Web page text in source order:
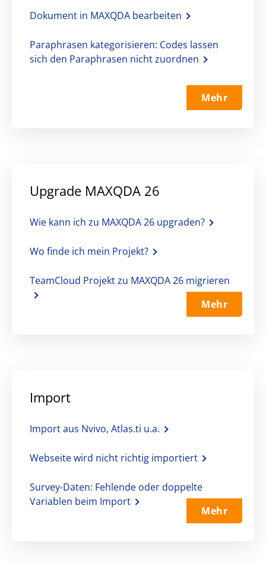
Dokument in MAXQDA bearbeiten
Paraphrasen kategorisieren: Codes lassen
sich den Paraphrasen nicht zuordnen
Mehr
Upgrade MAXQDA 26
Wie kann ich zu MAXQDA 26 upgraden?
Wo finde ich mein Projekt?
TeamCloud Projekt zu MAXQDA 26 migrieren
Mehr
Import
Import aus Nvivo, Atlas.ti u.a.
Webseite wird nicht richtig importiert
Survey-Daten: Fehlende oder doppelte
Variablen beim Import
Mehr